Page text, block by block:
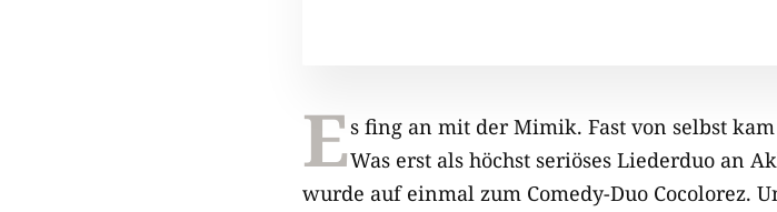
Es fing an mit der Mimik. Fast von selbst
Was erst als höchst seriöses Liederduo an
wurde auf einmal zum Comedy-Duo Cocolorez.